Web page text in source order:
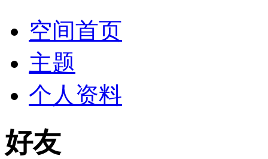
空间首页
主题
个人资料
好友